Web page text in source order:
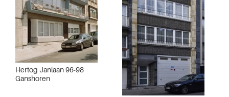
Hertog Janlaan 96-98
Ganshoren